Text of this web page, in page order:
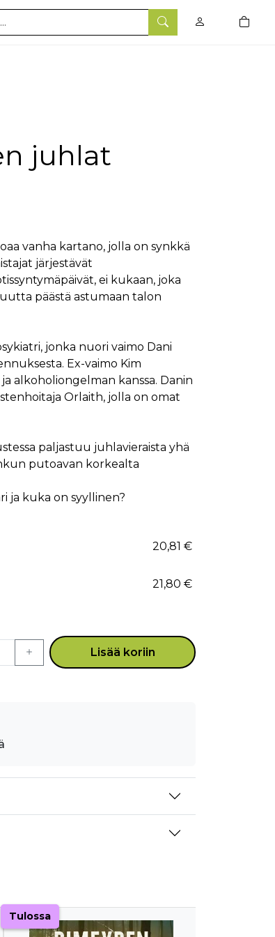
Hae
0
juhlat
vanha kartano, jolla on synkkä
järjestävät
ei kukaan, joka
päästä astumaan talon
jonka nuori vaimo Dani
Ex-vaimo Kim
alkoholiongelman kanssa. Danin
Orlaith, jolla on omat
paljastuu juhlavieraista yhä
putoavan korkealta
ja kuka on syyllinen?
20,81 €
21,80 €
Lisää koriin
Tulossa